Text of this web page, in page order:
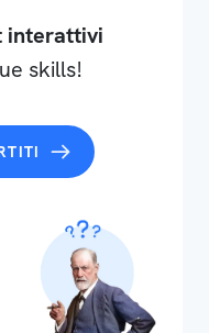
interattivi
skills!